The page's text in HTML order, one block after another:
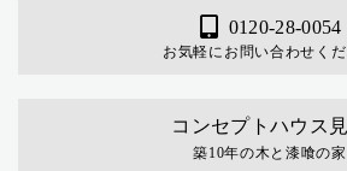
0120-28-0054
お気軽にお問い合わせく
コンセプトハウス
築10年の木と漆喰の家